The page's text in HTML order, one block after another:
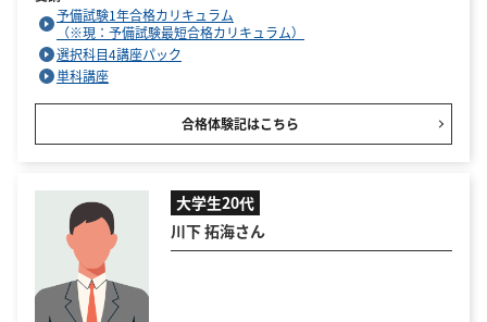
予備試験1年合格カリキュラム
（※現：予備試験最短合格カリキュラム）
選択科目4講座パック
単科講座
合格体験記はこちら
大学生20代
川下 拓海さん